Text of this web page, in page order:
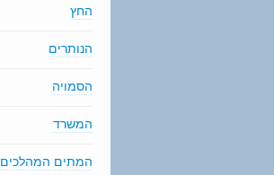
החץ
הנותרים
הסמויה
המשרד
המתים המהלכים